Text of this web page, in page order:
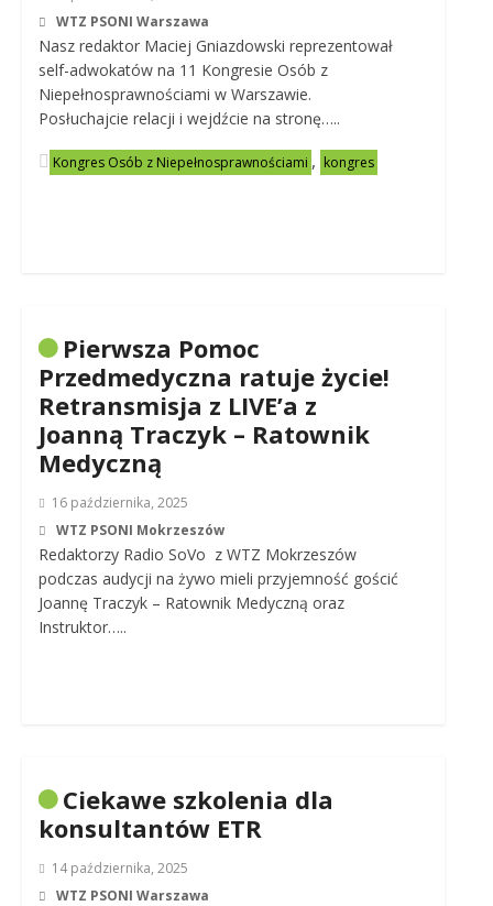
WTZ PSONI Warszawa
Nasz redaktor Maciej Gniazdowski reprezentował
self-adwokatów na 11 Kongresie Osób z
Niepełnosprawnościami w Warszawie.
Posłuchajcie relacji i wejdźcie na stronę…..
Kongres Osób z Niepełnosprawnościami , kongres
Pierwsza Pomoc
Przedmedyczna ratuje życie!
Retransmisja z LIVE’a z
Joanną Traczyk – Ratownik
Medyczną
16 października, 2025
WTZ PSONI Mokrzeszów
Redaktorzy Radio SoVo z WTZ Mokrzeszów
podczas audycji na żywo mieli przyjemność gościć
Joannę Traczyk – Ratownik Medyczną oraz
Instruktor…..
Ciekawe szkolenia dla
konsultantów ETR
14 października, 2025
WTZ PSONI Warszawa